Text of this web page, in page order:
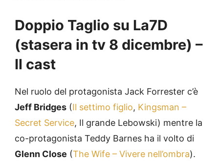
Doppio Taglio su La7D
(stasera in tv 8 dicembre) –
Il cast
Nel ruolo del protagonista Jack Forrester c’è
Jeff Bridges (Il settimo figlio, Kingsman –
Secret Service, Il grande Lebowski) mentre la
co-protagonista Teddy Barnes ha il volto di
Glenn Close (The Wife – Vivere nell’ombra).